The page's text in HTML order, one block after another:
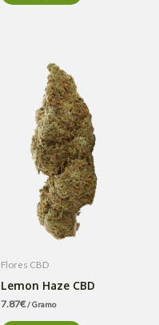
Flores CBD
Lemon Haze CBD
7.87€/ Gramo